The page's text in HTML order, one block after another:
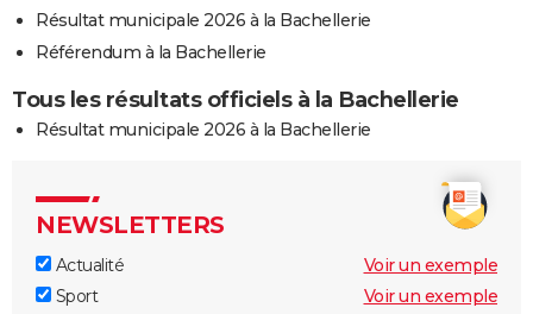
Résultat municipale 2026 à la Bachellerie
Référendum à la Bachellerie
Tous les résultats officiels à la Bachellerie
Résultat municipale 2026 à la Bachellerie
NEWSLETTERS
Actualité
Voir un exemple
Sport
Voir un exemple